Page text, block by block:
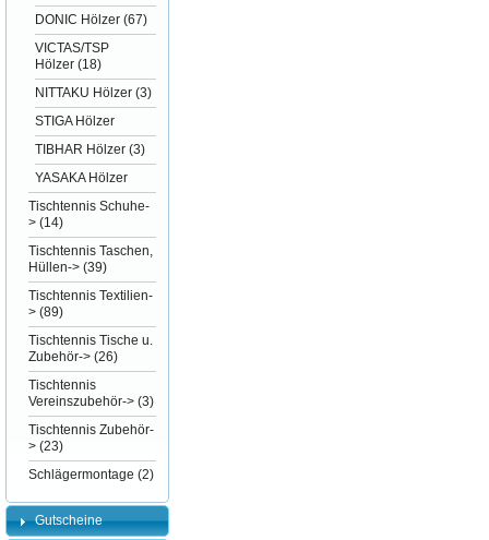
DONIC Hölzer (67)
VICTAS/TSP
Hölzer (18)
NITTAKU Hölzer (3)
STIGA Hölzer
TIBHAR Hölzer (3)
YASAKA Hölzer
Tischtennis Schuhe-
> (14)
Tischtennis Taschen,
Hüllen-> (39)
Tischtennis Textilien-
> (89)
Tischtennis Tische u.
Zubehör-> (26)
Tischtennis
Vereinszubehör-> (3)
Tischtennis Zubehör-
> (23)
Schlägermontage (2)
Gutscheine